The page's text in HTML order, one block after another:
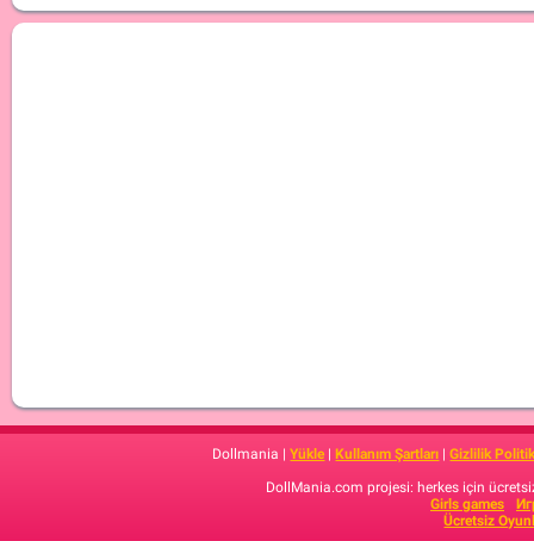
Dollmania |Yükle | Kullanım Şartları |Gizlilik
DollMania.com projesi: herkes için
Girls games
Ücretsiz